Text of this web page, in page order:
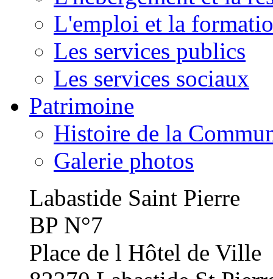
L'emploi et la
Les services publics
Les services sociaux
Patrimoine
Histoire de la
Galerie photos
Labastide Saint Pierre
BP N°7
Place de l Hôtel de Ville